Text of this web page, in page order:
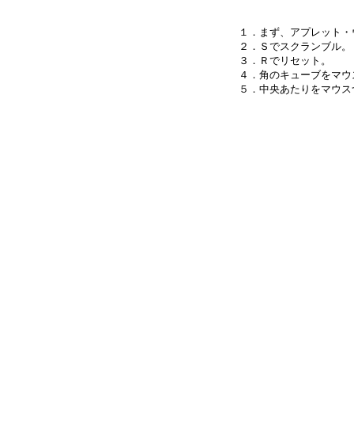
１．まず、アプレット
２．Ｓでスクランブル。
３．Ｒでリセット。
４．角のキューブをマ